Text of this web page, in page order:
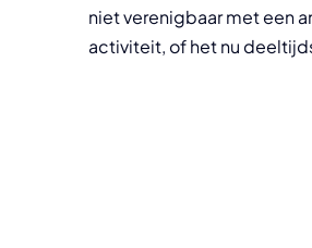
niet verenigbaar met een
activiteit, of het nu